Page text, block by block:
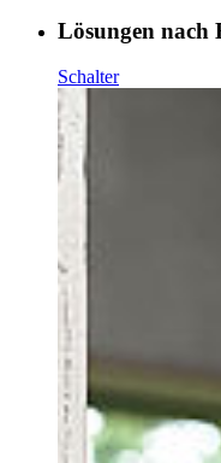
Lösungen nach
Schalter